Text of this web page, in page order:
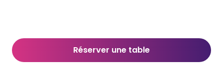
Réserver une table